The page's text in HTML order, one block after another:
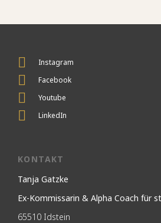
Instagram
Facebook
Youtube
LinkedIn
KONTAKT
Tanja Gatzke
Ex-Kommissarin & Alpha Coach für
65510 Idstein